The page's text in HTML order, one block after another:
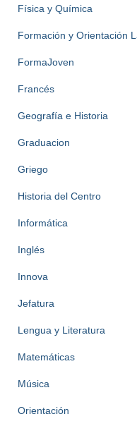
Física y Química
Formación y Orientación
FormaJoven
Francés
Geografía e Historia
Graduacion
Griego
Historia del Centro
Informática
Inglés
Innova
Jefatura
Lengua y Literatura
Matemáticas
Música
Orientación